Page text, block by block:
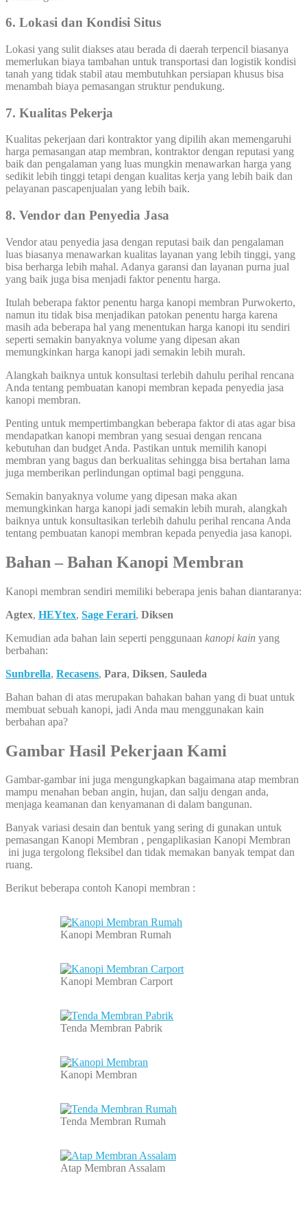
6. Lokasi dan Kondisi Situs
Lokasi yang sulit diakses atau berada di daerah terpencil biasanya
memerlukan biaya tambahan untuk transportasi dan logistik kondisi
tanah yang tidak stabil atau membutuhkan persiapan khusus bisa
menambah biaya pemasangan struktur pendukung.
7. Kualitas Pekerja
Kualitas pekerjaan dari kontraktor yang dipilih akan memengaruhi
harga pemasangan atap membran, kontraktor dengan reputasi yang
baik dan pengalaman yang luas mungkin menawarkan harga yang
sedikit lebih tinggi tetapi dengan kualitas kerja yang lebih baik dan
pelayanan pascapenjualan yang lebih baik.
8. Vendor dan Penyedia Jasa
Vendor atau penyedia jasa dengan reputasi baik dan pengalaman
luas biasanya menawarkan kualitas layanan yang lebih tinggi, yang
bisa berharga lebih mahal. Adanya garansi dan layanan purna jual
yang baik juga bisa menjadi faktor penentu harga.
Itulah beberapa faktor penentu harga kanopi membran Purwokerto,
namun itu tidak bisa menjadikan patokan penentu harga karena
masih ada beberapa hal yang menentukan harga kanopi itu sendiri
seperti semakin banyaknya volume yang dipesan akan
memungkinkan harga kanopi jadi semakin lebih murah.
Alangkah baiknya untuk konsultasi terlebih dahulu perihal rencana
Anda tentang pembuatan kanopi membran kepada penyedia jasa
kanopi membran.
Penting untuk mempertimbangkan beberapa faktor di atas agar bisa
mendapatkan kanopi membran yang sesuai dengan rencana
kebutuhan dan budget Anda. Pastikan untuk memilih kanopi
membran yang bagus dan berkualitas sehingga bisa bertahan lama
juga memberikan perlindungan optimal bagi pengguna.
Semakin banyaknya volume yang dipesan maka akan
memungkinkan harga kanopi jadi semakin lebih murah, alangkah
baiknya untuk konsultasikan terlebih dahulu perihal rencana Anda
tentang pembuatan kanopi membran kepada penyedia jasa kanopi.
Bahan – Bahan Kanopi Membran
Kanopi membran sendiri memiliki beberapa jenis bahan diantaranya:
Agtex, HEYtex, Sage Ferari, Diksen
Kemudian ada bahan lain seperti penggunaan kanopi kain yang
berbahan:
Sunbrella, Recasens, Para, Diksen, Sauleda
Bahan bahan di atas merupakan bahakan bahan yang di buat untuk
membuat sebuah kanopi, jadi Anda mau menggunakan kain
berbahan apa?
Gambar Hasil Pekerjaan Kami
Gambar-gambar ini juga mengungkapkan bagaimana atap membran
mampu menahan beban angin, hujan, dan salju dengan anda,
menjaga keamanan dan kenyamanan di dalam bangunan.
Banyak variasi desain dan bentuk yang sering di gunakan untuk
pemasangan Kanopi Membran , pengaplikasian Kanopi Membran
ini juga tergolong fleksibel dan tidak memakan banyak tempat dan
ruang.
Berikut beberapa contoh Kanopi membran :
Kanopi Membran Rumah
Kanopi Membran Carport
Tenda Membran Pabrik
Kanopi Membran
Tenda Membran Rumah
Atap Membran Assalam